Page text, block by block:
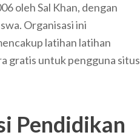
oleh Sal Khan, dengan
Organisasi ini
latihan latihan
gratis untuk pengguna situs
Pendidikan